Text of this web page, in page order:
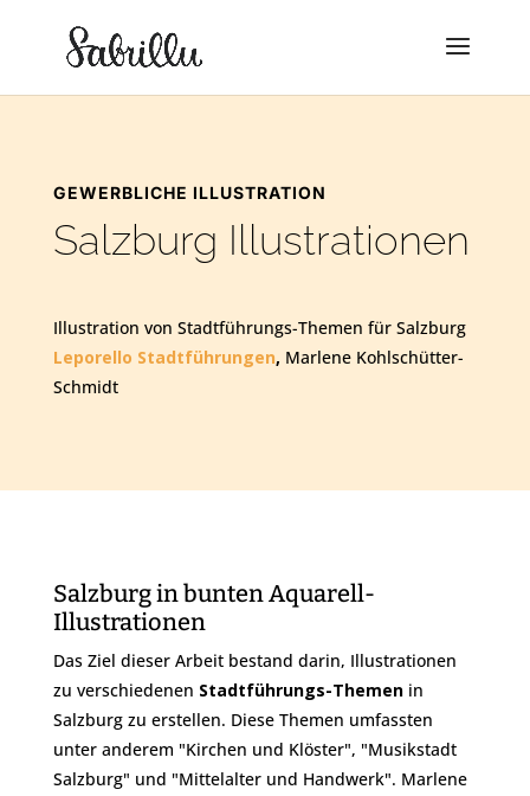
GEWERBLICHE ILLUSTRATION
Salzburg Illustrationen
Illustration von Stadtführungs-Themen für Salzburg
Leporello Stadtführungen, Marlene Kohlschütter-
Schmidt
Salzburg in bunten Aquarell-
Illustrationen
Das Ziel dieser Arbeit bestand darin, Illustrationen
zu verschiedenen Stadtführungs-Themenin
Salzburg zu erstellen. Diese Themen umfassten
unter anderem "Kirchen und Klöster", "Musikstadt
Salzburg" und "Mittelalter und Handwerk". Marlene